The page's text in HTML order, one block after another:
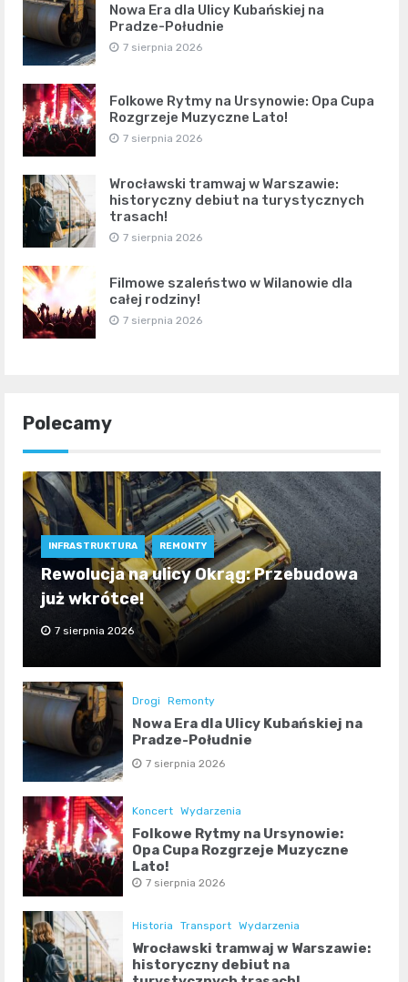
Nowa Era dla Ulicy Kubańskiej na
Pradze-Południe
7 sierpnia 2026
Folkowe Rytmy na Ursynowie: Opa Cupa
Rozgrzeje Muzyczne Lato!
7 sierpnia 2026
Wrocławski tramwaj w Warszawie:
historyczny debiut na turystycznych
trasach!
7 sierpnia 2026
Filmowe szaleństwo w Wilanowie dla
całej rodziny!
7 sierpnia 2026
Polecamy
INFRASTRUKTURA REMONTY
Rewolucja na ulicy Okrąg: Przebudowa
już wkrótce!
7 sierpnia 2026
Drogi Remonty
Nowa Era dla Ulicy Kubańskiej na
Pradze-Południe
7 sierpnia 2026
Koncert Wydarzenia
Folkowe Rytmy na Ursynowie:
Opa Cupa Rozgrzeje Muzyczne
Lato!
7 sierpnia 2026
Historia Transport Wydarzenia
Wrocławski tramwaj w Warszawie:
historyczny debiut na